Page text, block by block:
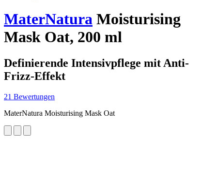
MaterNatura Moisturising
Mask Oat, 200 ml
Definierende Intensivpflege mit Anti-
Frizz-Effekt
21 Bewertungen
MaterNatura Moisturising Mask Oat